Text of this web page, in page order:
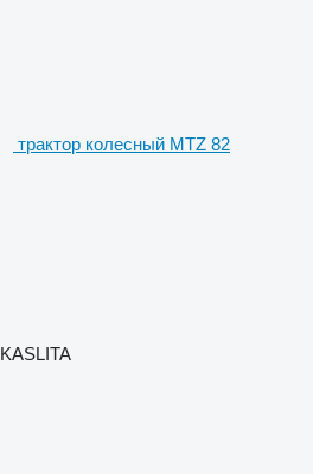
трактор колесный MTZ 82